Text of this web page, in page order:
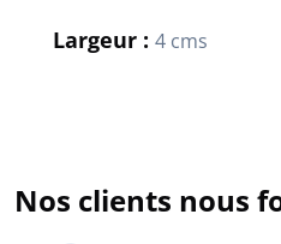
Largeur : 4 cms
Nos clients nous